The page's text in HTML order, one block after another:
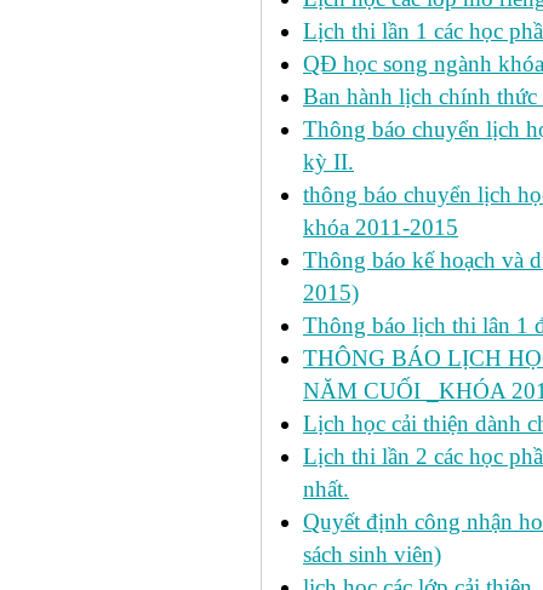
Lịch thi lần 1 các học
QĐ học song ngành
Ban hành lịch chính
Thông báo chuyển lịch
kỳ II.
thông báo chuyển lịch
khóa 2011-2015
Thông báo kế hoạch và
2015)
Thông báo lịch thi lân 1
THÔNG BÁO LỊCH
NĂM CUỐI _KHÓA
Lịch học cải thiện dành
Lịch thi lần 2 các học
nhất.
Quyết định công nhận
sách sinh viên)